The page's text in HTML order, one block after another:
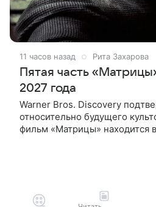
11 часов назад Рита Захарова
Пятая часть
2027 года
Warner Bros. Discovery
относительно будущего
фильм «Матрицы» находится